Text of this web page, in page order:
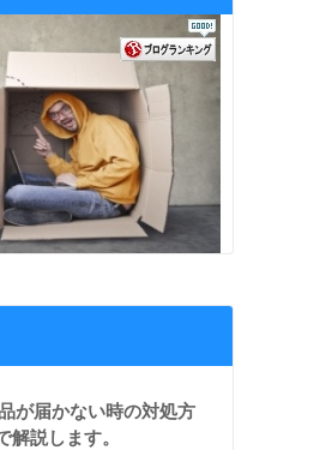
が届かない時の対処方
解説します。